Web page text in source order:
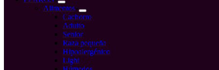
Alimentos
Cachorro
Adulto
Senior
Raza pequeña
Hipoalergénico
Light